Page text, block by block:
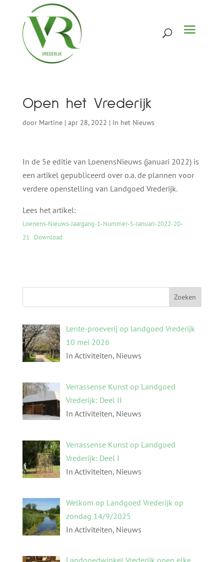
Open het Vrederijk
door Martine| apr 28, 2022 | In het Nieuws
In de 5e editie van LoenensNieuws (januari 2022) is
een artikel gepubliceerd over o.a. de plannen voor
verdere openstelling van Landgoed Vrederijk.
Lees het artikel:
Loenens-Nieuws-Jaargang-1-Nummer-5-Januari-2022-20-
21
Download
Lente-proeverij op landgoed Vrederijk
10 mei 2026
In Activiteiten, Nieuws
Verrassense Kunst op Landgoed
Vrederijk: Deel II
In Activiteiten, Nieuws
Verrassense Kunst op Landgoed
Vrederijk: Deel I
In Activiteiten, Nieuws
Welkom op Landgoed Vrederijk op
zondag 14/9/2025
In Activiteiten, Nieuws